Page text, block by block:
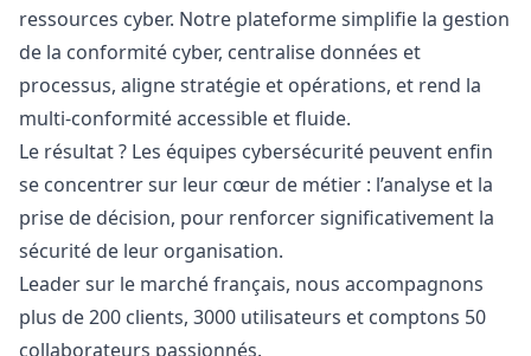
ressources cyber. Notre plateforme simplifie la gestion
de la conformité cyber, centralise données et
processus, aligne stratégie et opérations, et rend la
multi-conformité accessible et fluide.
Le résultat ? Les équipes cybersécurité peuvent enfin
se concentrer sur leur cœur de métier : l’analyse et la
prise de décision, pour renforcer significativement la
sécurité de leur organisation.
Leader sur le marché français, nous accompagnons
plus de 200 clients, 3000 utilisateurs et comptons 50
collaborateurs passionnés.